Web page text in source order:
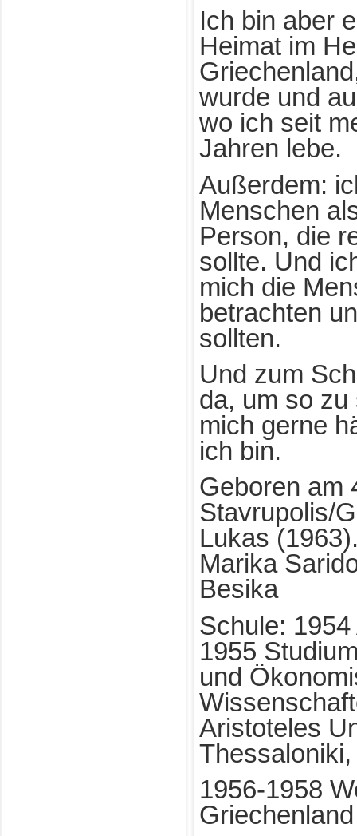
Ich bin aber
Heimat im
wurde und
wo ich seit
Jahren lebe.
Außerdem:
Menschen
Person, die
sollte. Und
mich die
betrachten
sollten.
Und zum
da, um so
mich gerne
ich bin.
Geboren am
Stavrupolis/
Lukas
Marika
Besika
Schule:
1955
und
Aristoteles
1956-1958
Griechenland